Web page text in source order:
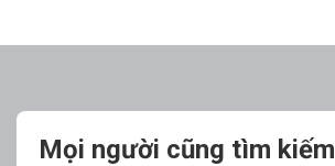
kiệm năng lượng và bảo vệ môi
uy tín là một thách […]
Mọi người cũng tìm kiếm